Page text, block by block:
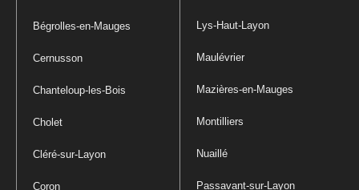
Bégrolles-en-Mauges
Cernusson
Chanteloup-les-Bois
Cholet
Cléré-sur-Layon
Coron
Lys-Haut-Layon
Maulévrier
Mazières-en-Mauges
Montilliers
Nuaillé
Passavant-sur-Layon